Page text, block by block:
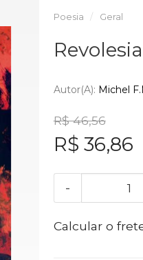
Poesia Geral
Autor(a): Michel
R$ 46,56
R$ 36,86
-
Calcular o